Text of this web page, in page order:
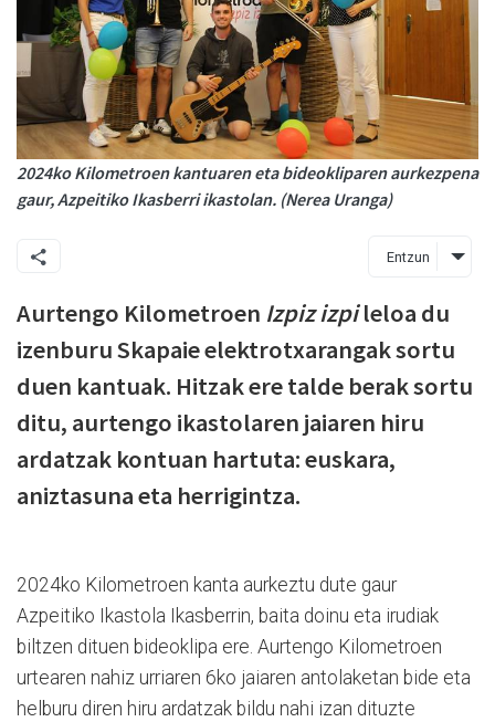
2024ko Kilometroen kantuaren eta bideokliparen aurkezpena
gaur, Azpeitiko Ikasberri ikastolan. (Nerea Uranga)
Entzun
Aurtengo Kilometroen Izpiz izpileloa du
izenburu Skapaie elektrotxarangak sortu
duen kantuak. Hitzak ere talde berak sortu
ditu, aurtengo ikastolaren jaiaren hiru
ardatzak kontuan hartuta: euskara,
aniztasuna eta herrigintza.
2024ko Kilometroen kanta aurkeztu dute gaur
Azpeitiko Ikastola Ikasberrin, baita doinu eta irudiak
biltzen dituen bideoklipa ere. Aurtengo Kilometroen
urtearen nahiz urriaren 6ko jaiaren antolaketan bide eta
helburu diren hiru ardatzak bildu nahi izan dituzte